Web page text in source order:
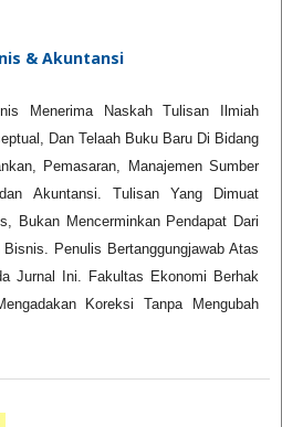
& Akuntansi
Menerima Naskah Tulisan Ilmiah
Dan Telaah Buku Baru Di Bidang
Pemasaran, Manajemen Sumber
Akuntansi. Tulisan Yang Dimuat
Bukan Mencerminkan Pendapat Dari
Penulis Bertanggungjawab Atas
Jurnal Ini. Fakultas Ekonomi Berhak
Koreksi Tanpa Mengubah